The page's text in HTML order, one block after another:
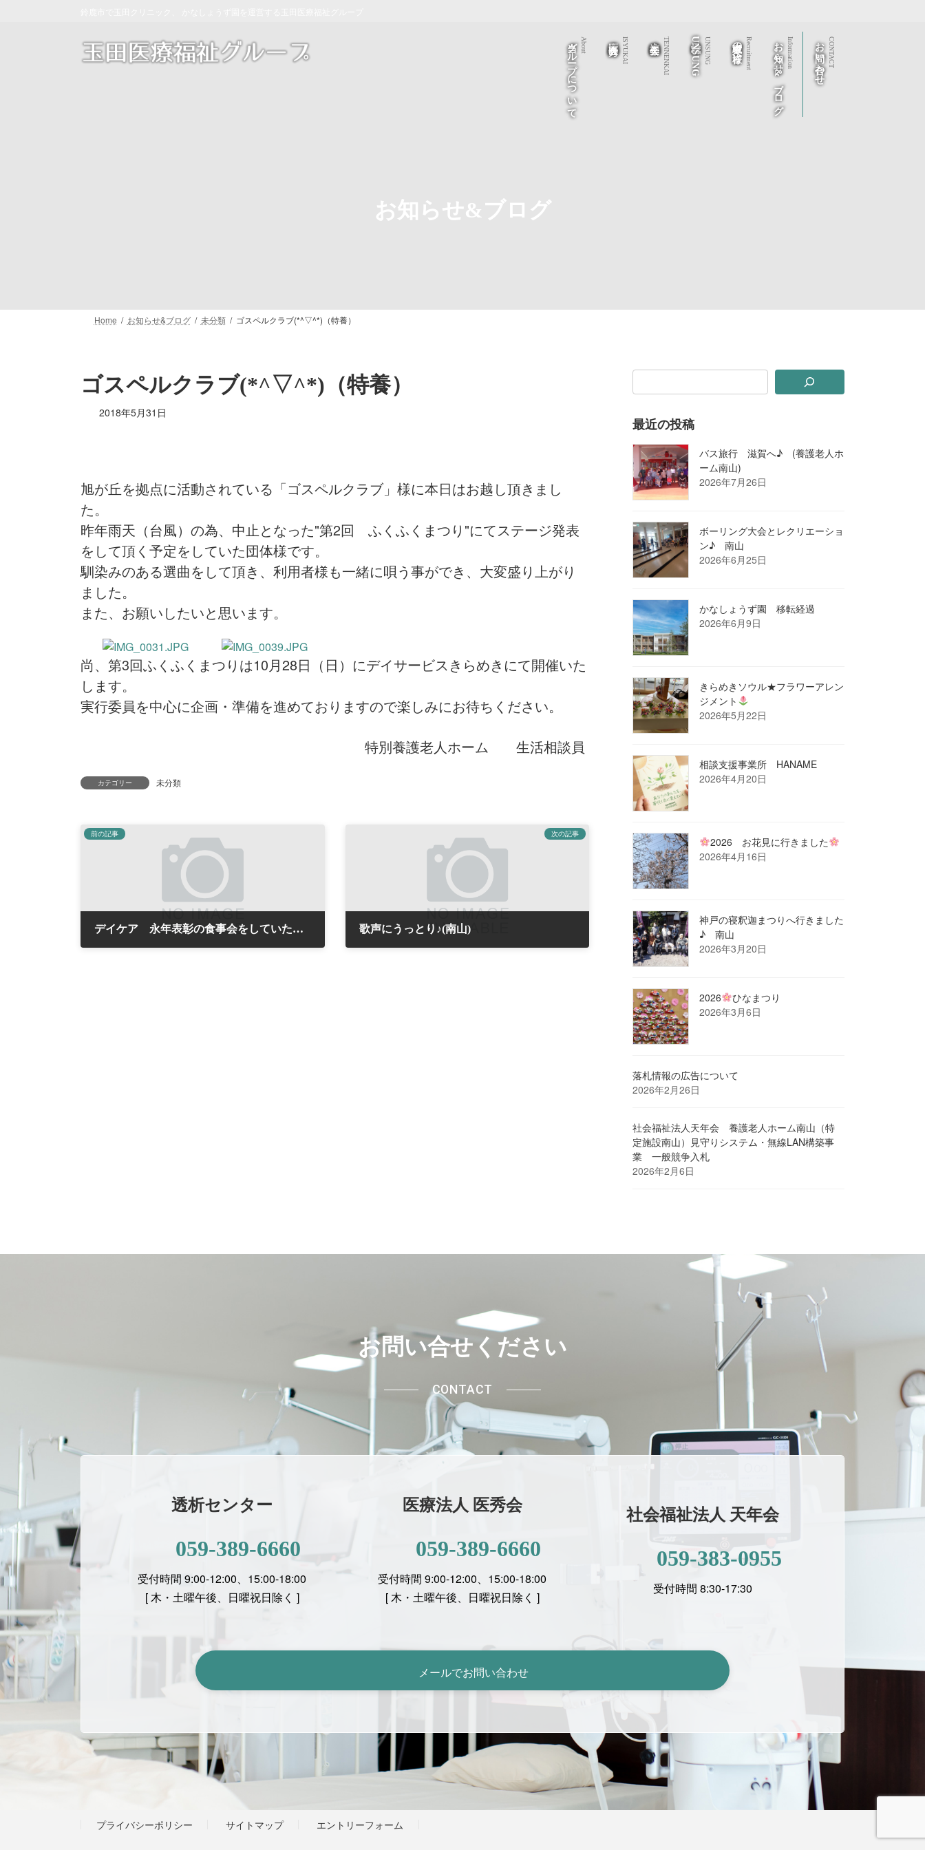
当グループについて About ISYUKAI TENNENKAI 株式会社UNSUNGUNSUNG 求職者の皆様へ Recruitment お知らせ&ブログInformation お問い合わせCONTACT
お知らせ&ブログ
Home お知らせ&ブログ 未分類 ゴスペルクラブ(*^▽^*)（特養）
ゴスペルクラブ(*^▽^*)（特養）
2018年5月31日
旭が丘を拠点に活動されている「ゴスペルクラブ」様に本日はお越し頂きまし
た。
昨年雨天（台風）の為、中止となった"第2回 ふくふくまつり"にてステージ発表
をして頂く予定をしていた団体様です。
馴染みのある選曲をして頂き、利用者様も一緒に唄う事ができ、大変盛り上がり
ました。
また、お願いしたいと思います。
尚、第3回ふくふくまつりは10月28日（日）にデイサービスきらめきにて開催いた
します。
実行委員を中心に企画・準備を進めておりますので楽しみにお待ちください。
特別養護老人ホーム 生活相談員
カテゴリー 未分類
前の記事
デイケア 永年表彰の食事会をしていただきました
次の記事
歌声にうっとり♪(南山)
最近の投稿
バス旅行 滋賀へ♪ (養護老人ホ
ーム南山)
2026年7月26日
ボーリング大会とレクリエーショ
ン♪ 南山
2026年6月25日
かなしょうず園 移転経過
2026年6月9日
きらめきソウル★フラワーアレン
ジメント
2026年5月22日
相談支援事業所 HANAME
2026年4月20日
2026 お花見に行きました
2026年4月16日
神戸の寝釈迦まつりへ行きました
♪ 南山
2026年3月20日
2026
ひなまつり
2026年3月6日
落札情報の広告について
2026年2月26日
社会福祉法人天年会 養護老人ホーム南山（特
定施設南山）見守りシステム・無線LAN構築事
業 一般競争入札
2026年2月6日
お問い合せください
CONTACT
透析センター
059-389-6660
受付時間 9:00-12:00、15:00-18:00
[ 木・土曜午後、日曜祝日除く ]
医療法人 医秀会
059-389-6660
受付時間 9:00-12:00、15:00-18:00
[木・土曜午後、日曜祝日除く ]
社会福祉法人 天年会
059-383-0955
受付時間 8:30-17:30
メールでお問い合わせ
プライバシーポリシー サイトマップ エントリーフォーム